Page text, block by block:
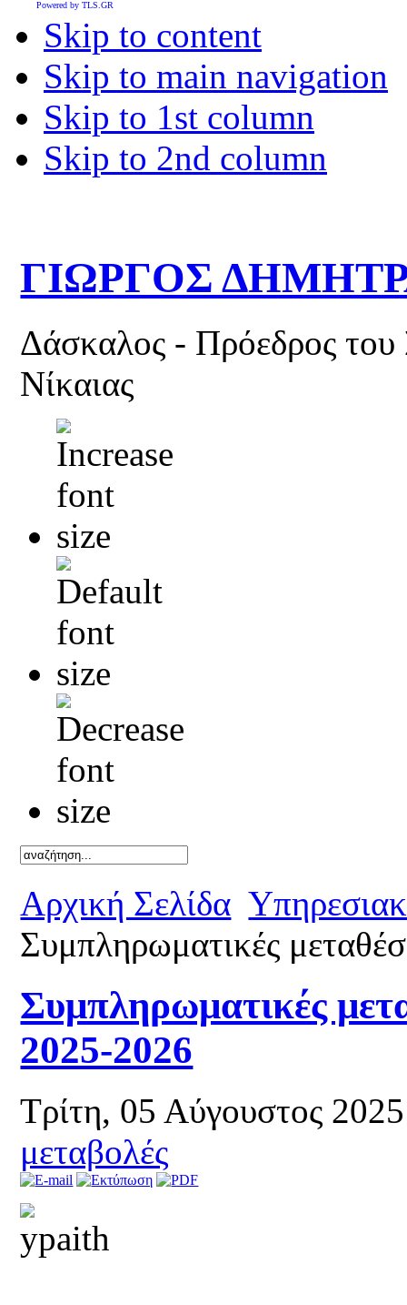
Skip to content
Skip to main navigation
Skip to 1st column
Skip to 2nd column
ΓΙΩΡΓΟΣ
Δάσκαλος - Πρόεδρος
Νίκαιας
Αρχική Σελίδα
Συμπληρωματικές
Συμπληρωματικές
2025-2026
Τρίτη, 05 Αύγουστος
μεταβολές
Powered by TLS.GR